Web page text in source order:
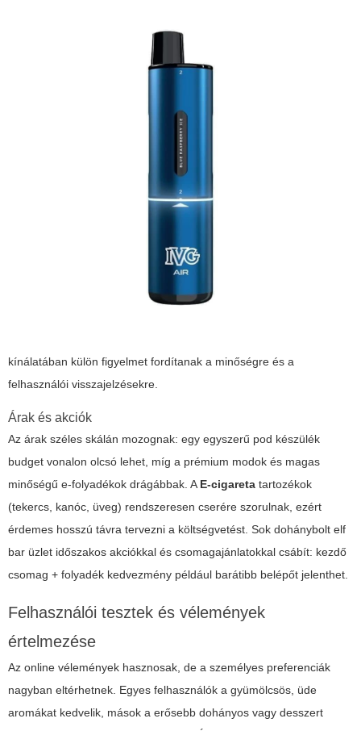
kínálatában külön figyelmet fordítanak a minőségre és a
felhasználói visszajelzésekre.
Árak és akciók
Az árak széles skálán mozognak: egy egyszerű pod készülék
budget vonalon olcsó lehet, míg a prémium modok és magas
minőségű e-folyadékok drágábbak. A E-cigareta tartozékok
(tekercs, kanóc, üveg) rendszeresen cserére szorulnak, ezért
érdemes hosszú távra tervezni a költségvetést. Sok dohánybolt elf
bar üzlet időszakos akciókkal és csomagajánlatokkal csábít: kezdő
csomag + folyadék kedvezmény például barátibb belépőt jelenthet.
Felhasználói tesztek és vélemények
értelmezése
Az online vélemények hasznosak, de a személyes preferenciák
nagyban eltérhetnek. Egyes felhasználók a gyümölcsös, üde
aromákat kedvelik, mások a erősebb dohányos vagy desszert